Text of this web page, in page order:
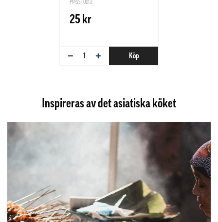
PMSST0012
25 kr
− + Köp
Inspireras av det asiatiska köket